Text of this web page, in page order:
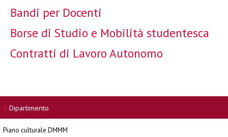
Bandi per Docenti
Borse di Studio e Mobilità studentesca
Contratti di Lavoro Autonomo
Il Dipartimento
Piano culturale DMMM